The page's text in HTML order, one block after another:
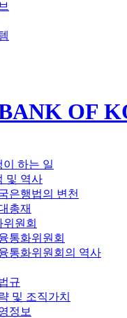
OF
이 하는 일
및 역사
은행법의 변천
총재
원회
통화위원회
통화위원회의 역사
규
및 조직가치
정보